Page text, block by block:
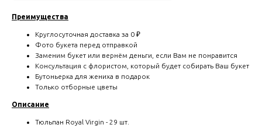
Преимущества
Круглосуточная доставка за 0 ₽
Фото букета перед отправкой
Заменим букет или вернём деньги, если Вам не понравится
Консультация с флористом, который будет собирать Ваш букет
Бутоньерка для жениха в подарок
Только отборные цветы
Описание
Тюльпан Royal Virgin - 29 шт.